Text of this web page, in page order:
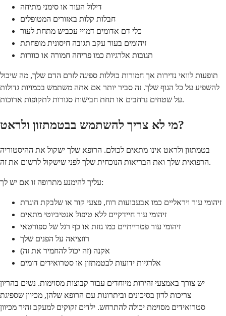
דילול העור או סימני מתיחה
חבלות קלות באזורים המטופלים
כלי דם אדומים דמויי עכביש מתחת לעור
זיהומים בעור עקב תגובה חיסונית מופחתת
תגובות אלרגיות כמו פריחה חמורה או כוורות
תופעות לוואי נדירות אך חמורות כוללות ספיגה לזרם הדם שלך, מה שיכול
להשפיע על כל הגוף שלך. זה סביר יותר אם אתה משתמש בכמויות גדולות
על שטחים נרחבים או תחת חבישות סגורות לתקופות ארוכות.
מי לא צריך להשתמש בבטמתזון ולראט?
בטמתזון ולראט אינו מתאים לכולם. הרופא שלך ישקול את ההיסטוריה
הרפואית שלך ואת הבריאות הנוכחית שלך לפני שישקול לרשום את זה.
עליך להימנע מתרופה זו אם יש לך:
זיהומי עור ויראליים כמו אבעבועות רוח, פצעי קור או שלבקת חוגרת
זיהומי עור חיידקיים ללא טיפול אנטיביוטי מתאים
זיהומי עור פטרייתיים כמו גזזת או כף רגל של ספורטאי
רוזציאה על הפנים שלך
אקנה (זה יכול להחמיר את זה)
אלרגיות ידועות לבטמתזון או סטרואידים דומים
יש צורך באמצעי זהירות מיוחדים עבור קבוצות מסוימות. נשים בהריון
צריכות לדון בסיכונים וביתרונות עם הרופא שלהן, מכיוון שספיגת
סטרואידים מסוימת יכולה להתרחש. ילדים זקוקים למעקב זהיר מכיוון